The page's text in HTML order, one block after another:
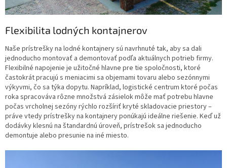
Flexibilita lodných kontajnerov
Naše prístrešky na lodné kontajnery sú navrhnuté tak, aby sa dali
jednoducho montovať a demontovať podľa aktuálnych potrieb firmy.
Flexibilné napojenie je užitočné hlavne pre tie spoločnosti, ktoré
častokrát pracujú s meniacimi sa objemami tovaru alebo sezónnymi
výkyvmi, čo sa týka dopytu. Napríklad, logistické centrum ktoré počas
roka spracováva rôzne množstvá zásielok môže mať potrebu hlavne
počas vrcholnej sezóny rýchlo rozšíriť kryté skladovacie priestory –
práve vtedy prístrešky na kontajnery ponúkajú ideálne riešenie. Keď už
dodávky klesnú na štandardnú úroveň, prístrešok sa jednoducho
demontuje alebo presunie na iné miesto.